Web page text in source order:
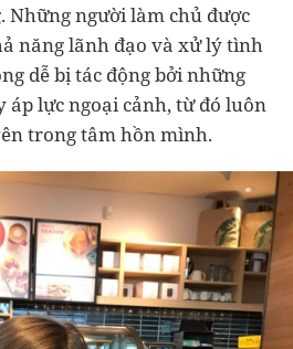
Những người làm chủ được
năng lãnh đạo và xử lý tình
dễ bị tác động bởi những
áp lực ngoại cảnh, từ đó luôn
trong tâm hồn mình.